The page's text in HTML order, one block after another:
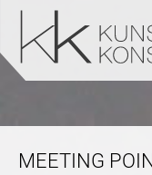
MEETING